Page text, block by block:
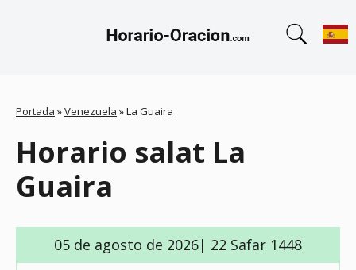
Portada »Venezuela »La Guaira
Horario salat La
Guaira
05 de agosto de 2026| 22 Safar 1448